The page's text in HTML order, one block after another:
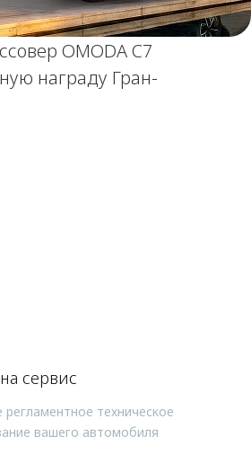
смелый дизайн:
OMODA C7
награду Гран-
сервис
техническое
вашего автомобиля